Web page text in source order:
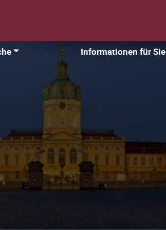
Informationen für Sie